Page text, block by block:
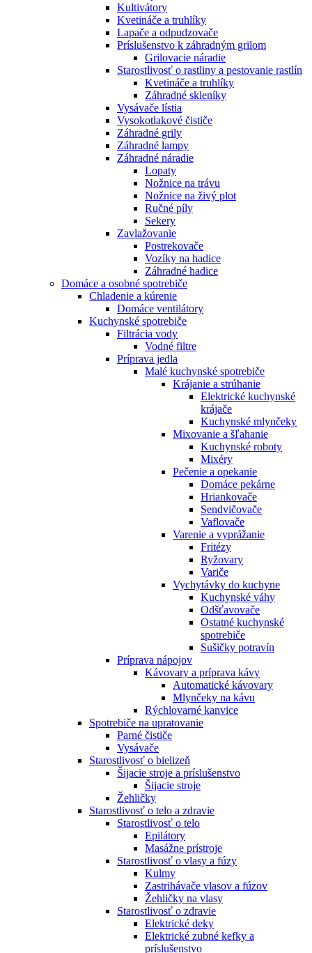
Kultivátory
Kvetináče a truhlíky
Lapače a odpudzovače
Príslušenstvo k záhradným grilom
Grilovacie náradie
Starostlivosť o rastliny a pestovanie rastlín
Kvetináče a truhlíky
Záhradné skleníky
Vysávače lístia
Vysokotlakové čističe
Záhradné grily
Záhradné lampy
Záhradné náradie
Lopaty
Nožnice na trávu
Nožnice na živý plot
Ručné píly
Sekery
Zavlažovanie
Postrekovače
Vozíky na hadice
Záhradné hadice
Domáce a osobné spotrebiče
Chladenie a kúrenie
Domáce ventilátory
Kuchynské spotrebiče
Filtrácia vody
Vodné filtre
Príprava jedla
Malé kuchynské spotrebiče
Krájanie a strúhanie
Elektrické kuchynské
krájače
Kuchynské mlynčeky
Mixovanie a šľahanie
Kuchynské roboty
Mixéry
Pečenie a opekanie
Domáce pekárne
Hriankovače
Sendvičovače
Vaflovače
Varenie a vyprážanie
Fritézy
Ryžovary
Variče
Vychytávky do kuchyne
Kuchynské váhy
Odšťavovače
Ostatné kuchynské
spotrebiče
Sušičky potravín
Príprava nápojov
Kávovary a príprava kávy
Automatické kávovary
Mlynčeky na kávu
Rýchlovarné kanvice
Spotrebiče na upratovanie
Parné čističe
Vysávače
Starostlivosť o bielizeň
Šijacie stroje a príslušenstvo
Šijacie stroje
Žehličky
Starostlivosť o telo a zdravie
Starostlivosť o telo
Epilátory
Masážne prístroje
Starostlivosť o vlasy a fúzy
Kulmy
Zastrihávače vlasov a fúzov
Žehličky na vlasy
Starostlivosť o zdravie
Elektrické deky
Elektrické zubné kefky a
príslušenstvo